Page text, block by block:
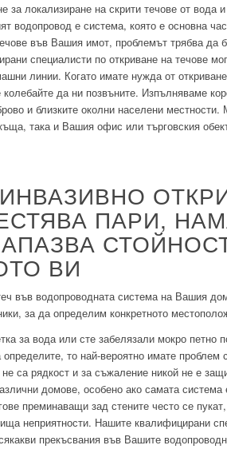
локализиране на скрити течове от вода
водопровод е система, която е основна
във Вашия имот, проблемът трябва да
специалисти по откриване на течове
линии. Когато имате нужда от
да ни позвъните. Изпълняваме
и близките околни населени
така и Вашия офис или търговския
ПАРИ,
ВИ
във водопроводната система на Вашия
за да определим конкретното
за вода или сте забелязали мокро петно
то най-вероятно имате проблем
са рядкост и за съжаление никой не е
домове, особено ако самата система
преминаващи зад стените често се
неприятности. Нашите квалифицирани
прекъсвания във Вашите